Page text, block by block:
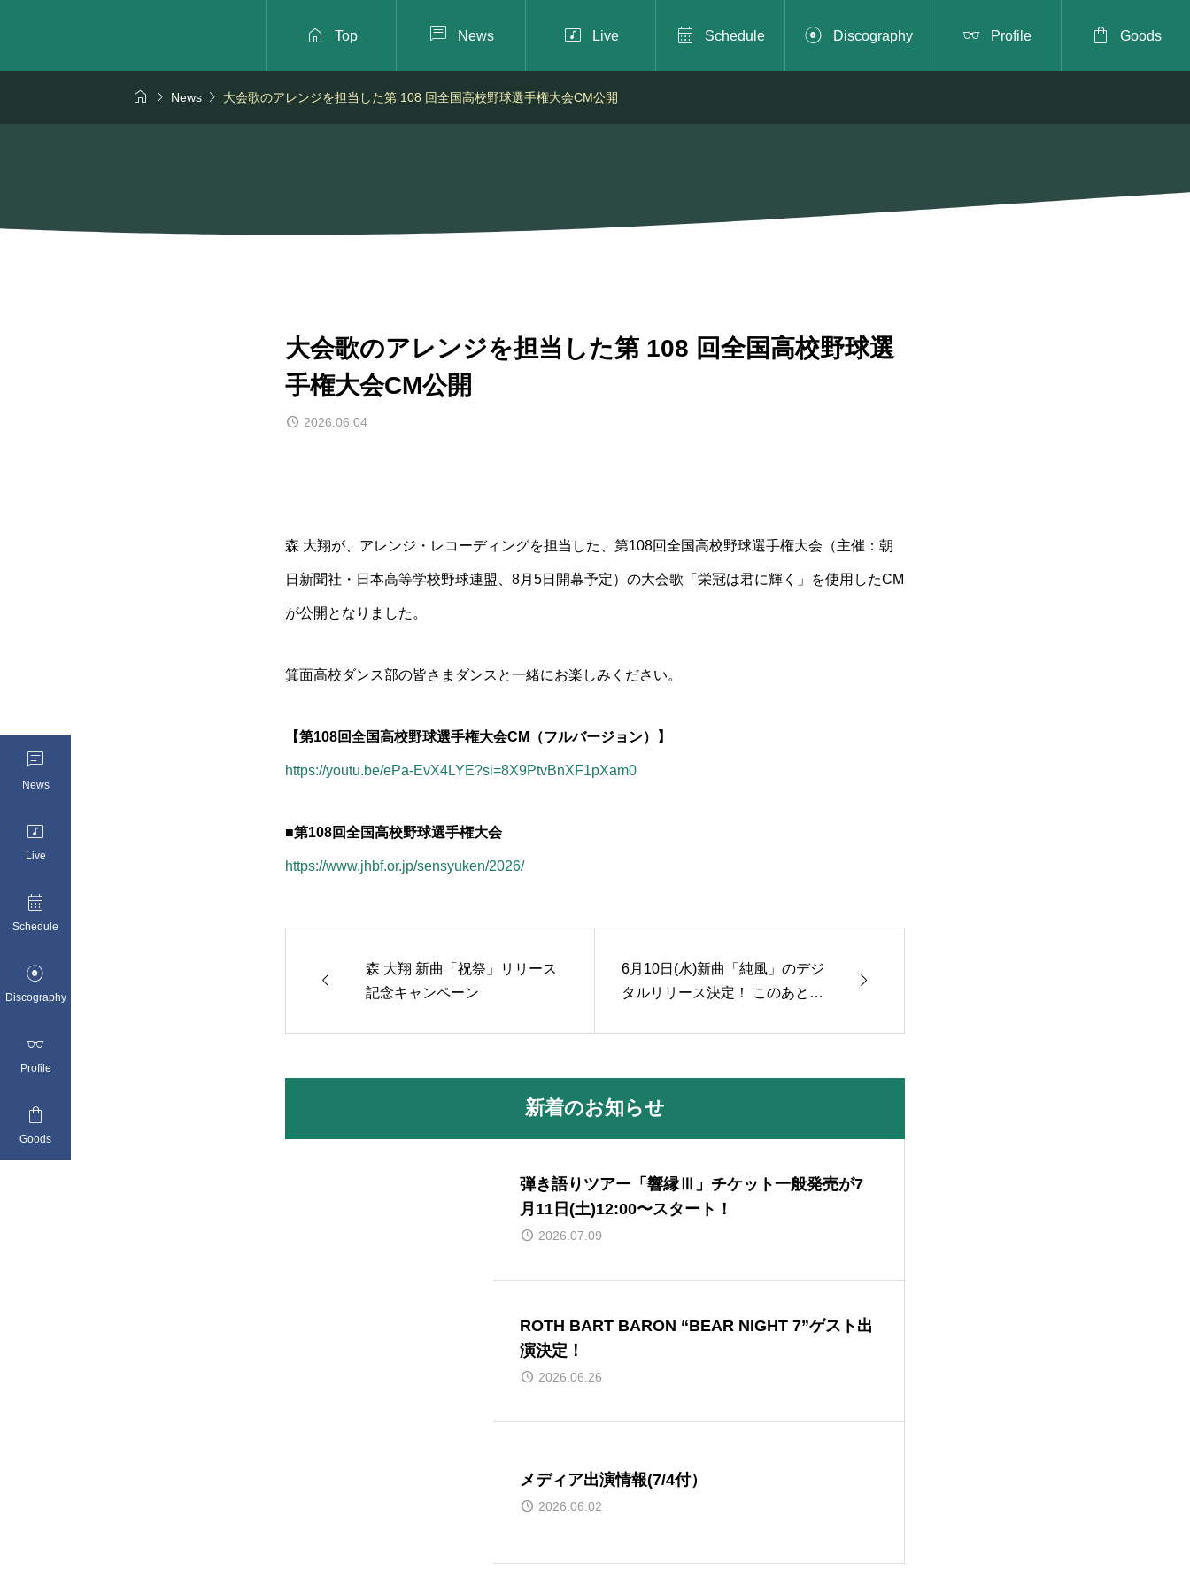
 Top  News  Live  Schedule  Discography  Profile  Goods
  News  大会歌のアレンジを担当した第 108 回全国高校野球選手権大会CM公開
大会歌のアレンジを担当した第 108 回全国高校野球選
手権大会CM公開
2026.06.04
森 大翔が、アレンジ・レコーディングを担当した、第108回全国高校野球選手権大会（主催：朝
日新聞社・日本高等学校野球連盟、8月5日開幕予定）の大会歌「栄冠は君に輝く」を使用したCM
が公開となりました。
箕面高校ダンス部の皆さまダンスと一緒にお楽しみください。
【第108回全国高校野球選手権大会CM（フルバージョン）】
https://youtu.be/ePa-EvX4LYE?si=8X9PtvBnXF1pXam0
■第108回全国高校野球選手権大会
https://www.jhbf.or.jp/sensyuken/2026/

森 大翔 新曲「祝祭」リリース
記念キャンペーン
6月10日(水)新曲「純風」のデジ
タルリリース決定！ このあとF

新着のお知らせ
弾き語りツアー「響縁Ⅲ」チケット一般発売が7
月11日(土)12:00〜スタート！
2026.07.09
ROTH BART BARON “BEAR NIGHT 7”ゲスト出
演決定！
2026.06.26
メディア出演情報(7/4付）
2026.06.02

News

Live

Schedule

Discography

Profile

Goods